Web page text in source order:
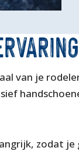
van je
zodat